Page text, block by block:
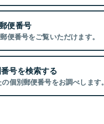
便番号
便番号をご覧いただけます。
号を検索する
個別郵便番号をお調べします。